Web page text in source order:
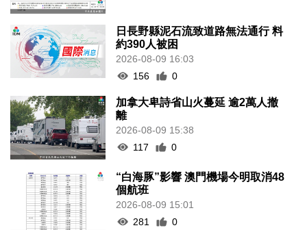
日長野縣泥石流致道路無法通行 料
約390人被困
2026-08-09 16:03
156
0
加拿大卑詩省山火蔓延 逾2萬人撤
離
2026-08-09 15:38
117
0
“白海豚”影響 澳門機場今明取消48
個航班
2026-08-09 15:01
281
0